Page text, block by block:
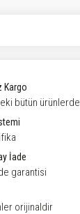
Kargo
bütün ürünlerde
İade
garantisi
orijinaldir